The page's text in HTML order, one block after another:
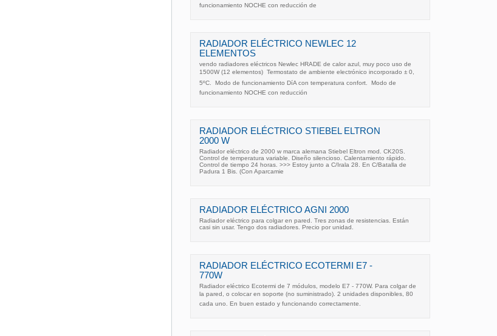
funcionamiento NOCHE con reducción de
RADIADOR ELÉCTRICO NEWLEC 12
ELEMENTOS
vendo radiadores eléctricos Newlec HRADE de calor azul, muy poco uso de
1500W (12 elementos)  Termostato de ambiente electrónico incorporado ± 0,
5ºC.  Modo de funcionamiento DíA con temperatura confort.  Modo de
funcionamiento NOCHE con reducción
RADIADOR ELÉCTRICO STIEBEL ELTRON
2000 W
Radiador eléctrico de 2000 w marca alemana Stiebel Eltron mod. CK20S.
Control de temperatura variable. Diseño silencioso. Calentamiento rápido.
Control de tiempo 24 horas. >>> Estoy junto a C/Irala 28. En C/Batalla de
Padura 1 Bis. (Con Aparcamie
RADIADOR ELÉCTRICO AGNI 2000
Radiador eléctrico para colgar en pared. Tres zonas de resistencias. Están
casi sin usar. Tengo dos radiadores. Precio por unidad.
RADIADOR ELÉCTRICO ECOTERMI E7 -
770W
Radiador eléctrico Ecotermi de 7 módulos, modelo E7 - 770W. Para colgar de
la pared, o colocar en soporte (no suministrado). 2 unidades disponibles, 80
cada uno. En buen estado y funcionando correctamente.